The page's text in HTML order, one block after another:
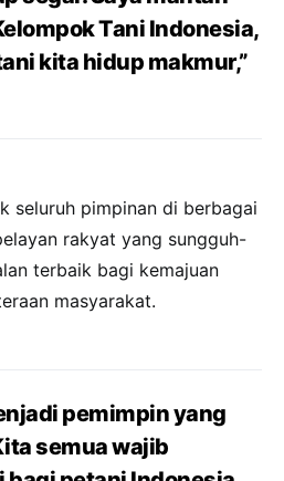
Tani Indonesia,
kita hidup makmur,”
seluruh pimpinan di berbagai
rakyat yang sungguh-
terbaik bagi kemajuan
masyarakat.
pemimpin yang
semua wajib